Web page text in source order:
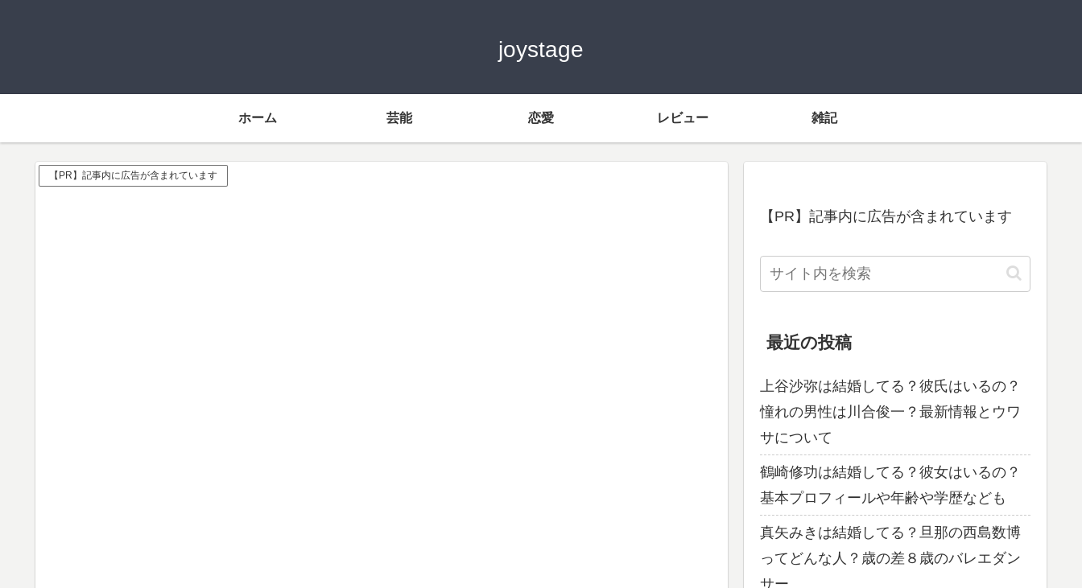
joystage
ホーム 芸能 恋愛 レビュー 雑記
【PR】記事内に広告が含まれています
【PR】記事内に広告が含まれています
最近の投稿
上谷沙弥は結婚してる？彼氏はいるの？
憧れの男性は川合俊一？最新情報とウワ
サについて
鶴崎修功は結婚してる？彼女はいるの？
基本プロフィールや年齢や学歴なども
真矢みきは結婚してる？旦那の西島数博
ってどんな人？歳の差８歳のバレエダン
サー